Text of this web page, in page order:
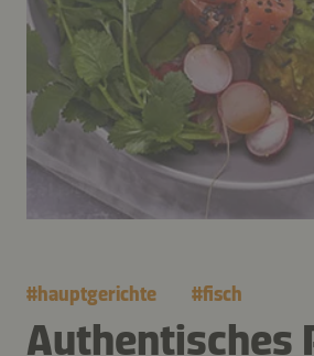
#hauptgerichte #fisch
Authentisches